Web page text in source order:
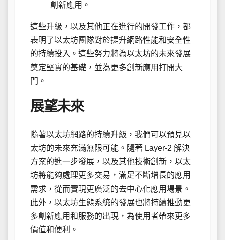
創新應用。
這些升級，以及其他正在進行的開發工作，都
表明了以太坊團隊對於提升網路性能和安全性
的持續投入。這些努力將為以太坊的未來發展
奠定堅實的基礎，並為更多創新應用打開大
門。
展望未來
隨著以太坊網路的持續升級，我們可以預見以
太坊的未來充滿無限可能。隨著 Layer-2 解決
方案的進一步發展，以及其他技術創新，以太
坊將能夠處理更多交易，滿足不斷增長的應用
需求，從而實現更廣泛的去中心化應用場景。
此外，以太坊生態系統的發展也將持續推動更
多創新應用和服務的出現，為使用者帶來更多
價值和便利。